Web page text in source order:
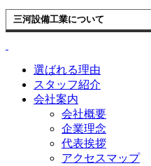
三河設備工業について
選ばれる理由
スタッフ紹介
会社案内
会社概要
企業理念
代表挨拶
アクセスマップ